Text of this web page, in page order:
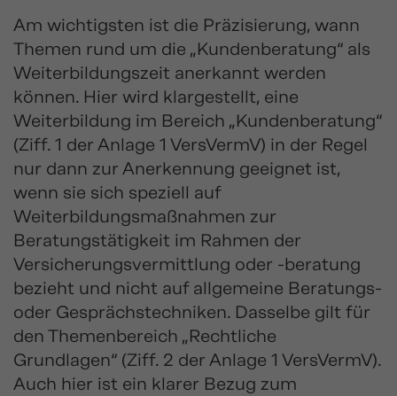
Am wichtigsten ist die Präzisierung, wann
Themen rund um die „Kundenberatung“ als
Weiterbildungszeit anerkannt werden
können. Hier wird klargestellt, eine
Weiterbildung im Bereich „Kundenberatung“
(Ziff. 1 der Anlage 1 VersVermV) in der Regel
nur dann zur Anerkennung geeignet ist,
wenn sie sich speziell auf
Weiterbildungsmaßnahmen zur
Beratungstätigkeit im Rahmen der
Versicherungsvermittlung oder -beratung
bezieht und nicht auf allgemeine Beratungs-
oder Gesprächstechniken. Dasselbe gilt für
den Themenbereich „Rechtliche
Grundlagen“ (Ziff. 2 der Anlage 1 VersVermV).
Auch hier ist ein klarer Bezug zum